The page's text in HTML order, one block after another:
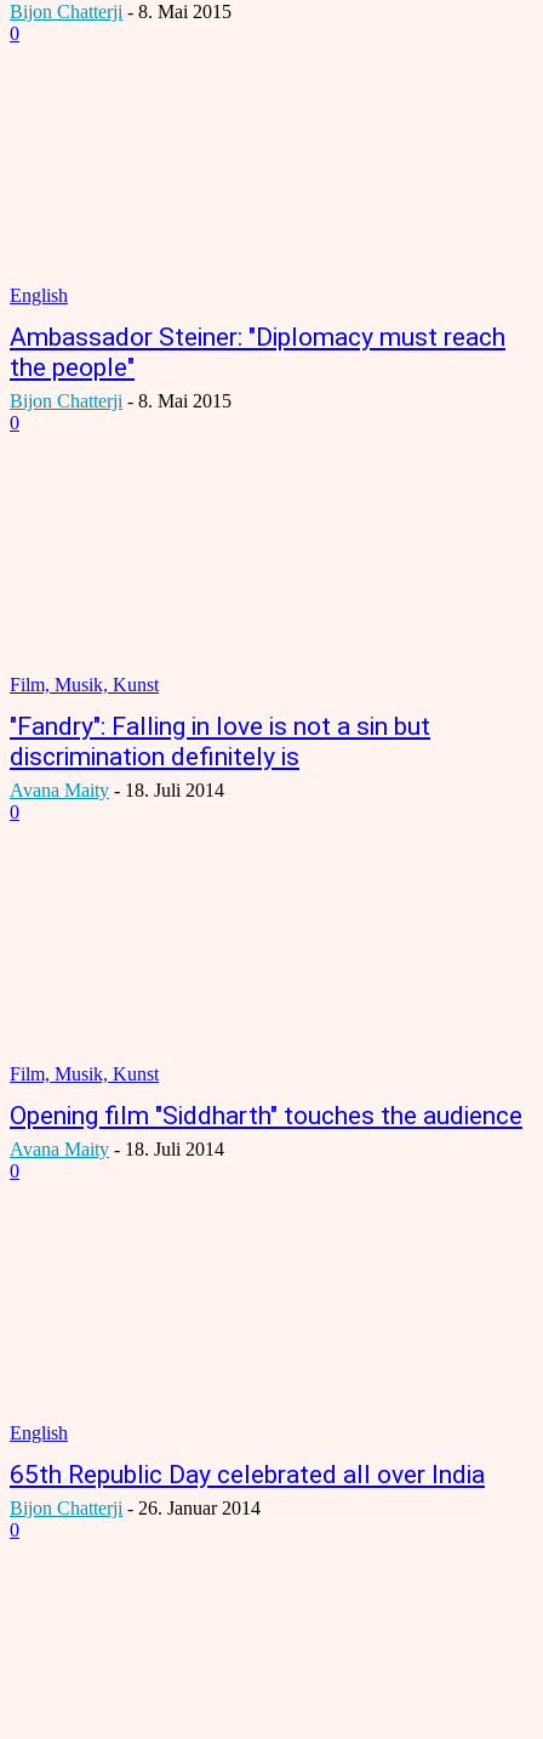
Bijon Chatterji - 8. Mai 2015
0
English
Ambassador Steiner: "Diplomacy must reach
the people"
Bijon Chatterji - 8. Mai 2015
0
Film, Musik, Kunst
"Fandry": Falling in love is not a sin but
discrimination definitely is
Avana Maity - 18. Juli 2014
0
Film, Musik, Kunst
Opening film "Siddharth" touches the audience
Avana Maity - 18. Juli 2014
0
English
65th Republic Day celebrated all over India
Bijon Chatterji - 26. Januar 2014
0